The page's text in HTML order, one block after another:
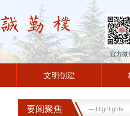
官方微
文明创建
要闻聚焦 — Highlights